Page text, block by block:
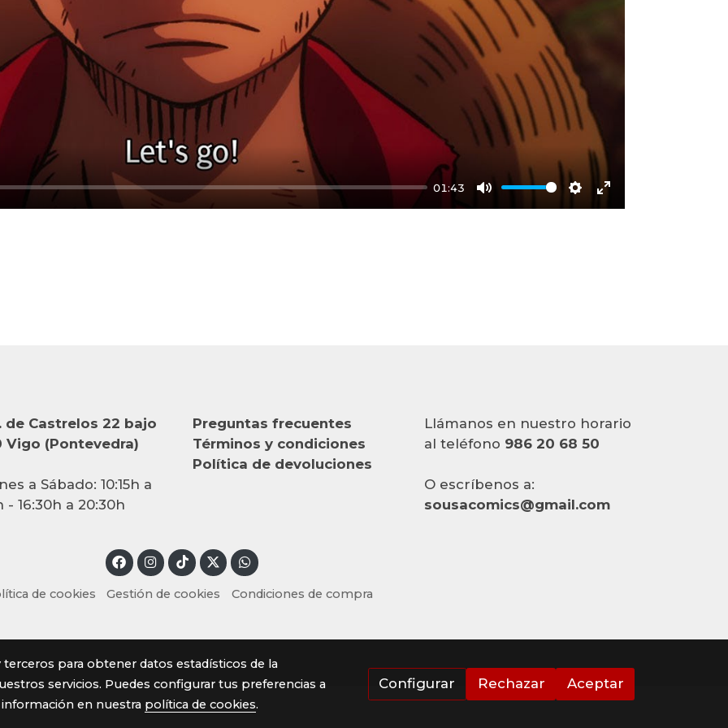
01:43
Mute Settings
Enter
de Castrelos 22 bajo
Vigo (Pontevedra)
a Sábado: 10:15h a
- 16:30h a 20:30h
Preguntas frecuentes
Términos y condiciones
Política de devoluciones
Llámanos en nuestro horario
al teléfono 986 20 68 50
O escríbenos a:
sousacomics@gmail.com
de cookies Gestión de cookies Condiciones de compra
para obtener datos estadísticos de la
servicios. Puedes configurar tus preferencias a
en nuestra política de cookies.
Configurar Rechazar Aceptar